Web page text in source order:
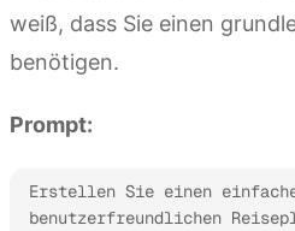
weiß, dass Sie einen
benötigen.
Prompt:
Erstellen Sie einen
benutzerfreundlichen